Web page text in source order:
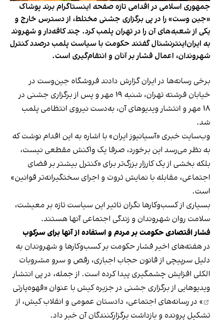
جمهوری اسلامی در اقدامی تازه صفحه اینستاگرام برند پوشاک
«جین وست» را در پی برگزاری جشنی مختلط، از دسترس خارج و
یکی از شعبه‌های آن را در تهران پلمب کرد. چند کافه‌‌دار و شهروند
به ایران‌اینترنشنال گفتند حکومت با سیاست پلمب درصدد کنترل
شهروندان، اعمال فشار بر آنان و انتقام‌گیری است.
برخی رسانه‌ها در ایران گزارش دادند فروشگاه جین‌وست در
خیابان فرشته تهران، شنبه ۱۹ مهر و پس از برگزاری جشنی در
۱۸ مهر و انتشار ویدیوهای آن، به‌دست نیروی انتظامی پلمب
شد.
وب‌سایت خبری «آسیانیوز ایران» با اشاره به این اقدام نوشت که
به نظر می‌رسد این برخورد، صرفا یک واکنش مقطعی نیست،
بلکه بخشی از یک کارزار بزرگ‌تر برای «کنترل بیشتر بر فضای
اجتماعی، مقابله با نمایش ثروت و اجرای سختگیرانه‌تر قوانین»
است.
بسیاری از کسب‌وکارها نگران تاثیر این سیاست‌ تازه بر معیشت،
سلامت روان شهروندان و زندگی اجتماعی آنها هستند.
فشار اقتصادی حکومت بر مردم و استفاده از آنها برای سرکوب
در هفته‌های اخیر فشار حکومت بر کسب‌وکارها و شهروندان به
دلیل سرپیچی از قانون حجاب اجباری، رقص و سرو مشروبات
الکلی افزایش چشمگیری پیدا کرده است. از جمله، در پی انتشار
ویدیوهایی از برگزاری جشنی در جزیره کیش با عنوان «قهوه‌پارتی
» در رسانه‌های اجتماعی، دادستان عمومی و انقلاب کیش، از
تشکیل پرونده و بازداشت برگزارکنندگان آن خبر داد.